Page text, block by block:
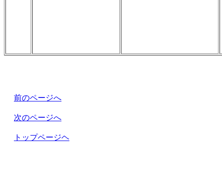
前のページへ
次のページへ
トップページヘ